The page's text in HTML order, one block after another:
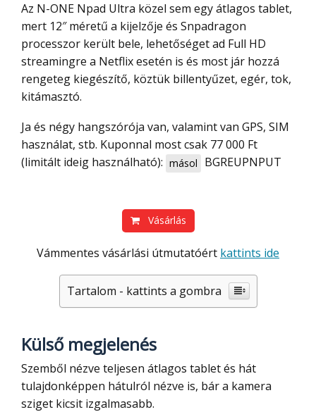
Az N-ONE Npad Ultra közel sem egy átlagos tablet,
mert 12″ méretű a kijelzője és Snpadragon
processzor került bele, lehetőséget ad Full HD
streamingre a Netflix esetén is és most jár hozzá
rengeteg kiegészítő, köztük billentyűzet, egér, tok,
kitámasztó.
Ja és négy hangszórója van, valamint van GPS, SIM
használat, stb. Kuponnal most csak 77 000 Ft
(limitált ideig használható): másol BGREUPNPUT
Vásárlás
Vámmentes vásárlási útmutatóért kattints ide
Tartalom - kattints a gombra
Külső megjelenés
Szemből nézve teljesen átlagos tablet és hát
tulajdonképpen hátulról nézve is, bár a kamera
sziget kicsit izgalmasabb.